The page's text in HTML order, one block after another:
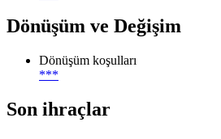
Dönüşüm ve Değişim
Dönüşüm koşulları
***
Son ihraçlar